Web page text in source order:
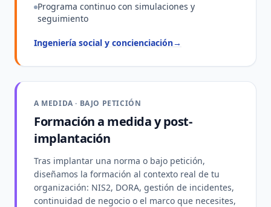
Programa continuo con simulaciones y
seguimiento
Ingeniería social y concienciación→
A MEDIDA · BAJO PETICIÓN
Formación a medida y post-
implantación
Tras implantar una norma o bajo petición,
diseñamos la formación al contexto real de tu
organización: NIS2, DORA, gestión de incidentes,
continuidad de negocio o el marco que necesites,